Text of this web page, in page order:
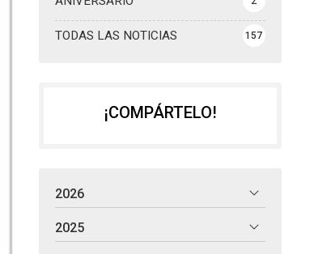
TODAS LAS NOTICIAS 157
¡COMPÁRTELO!
2026
2025